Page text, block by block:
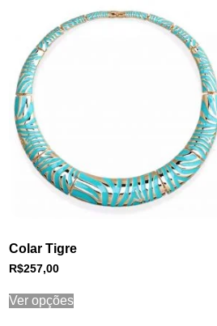
Colar Tigre
R$257,00
Ver opções